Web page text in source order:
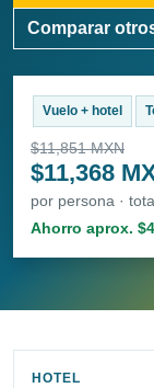
Comparar
Vuelo + hotel
$11,851 MXN
$11,368
por persona ·
Ahorro aprox.
HOTEL